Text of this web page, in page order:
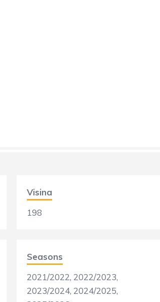
Visina
198
Seasons
2021/2022, 2022/2023,
2023/2024, 2024/2025,